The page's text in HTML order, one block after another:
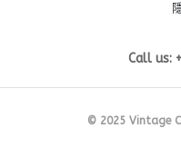
Call us:
© 2025 Vintage